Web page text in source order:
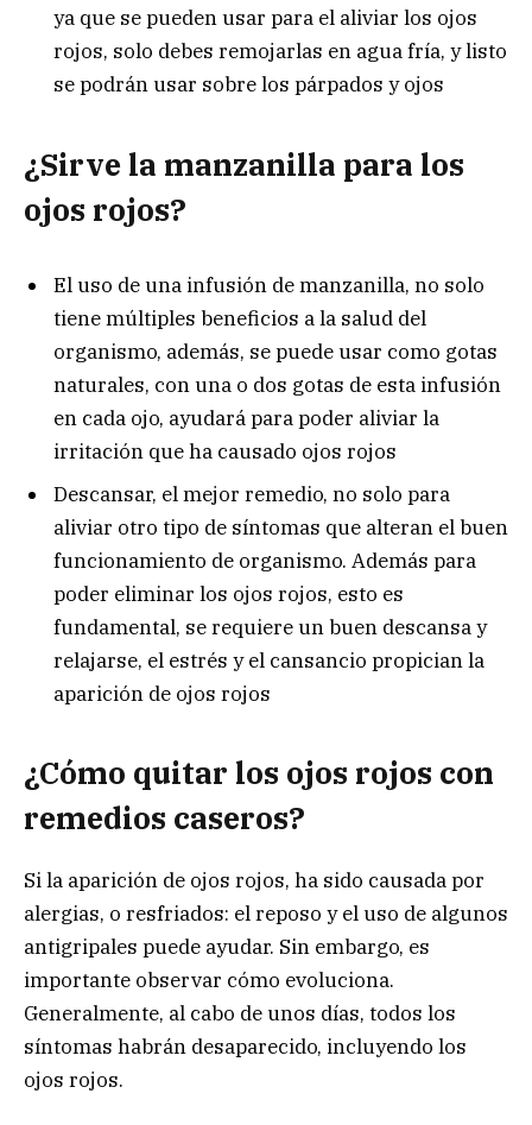
ya que se pueden usar para el aliviar los ojos
rojos, solo debes remojarlas en agua fría, y listo
se podrán usar sobre los párpados y ojos
¿Sirve la manzanilla para los
ojos rojos?
El uso de una infusión de manzanilla, no solo
tiene múltiples beneficios a la salud del
organismo, además, se puede usar como gotas
naturales, con una o dos gotas de esta infusión
en cada ojo, ayudará para poder aliviar la
irritación que ha causado ojos rojos
Descansar, el mejor remedio, no solo para
aliviar otro tipo de síntomas que alteran el buen
funcionamiento de organismo. Además para
poder eliminar los ojos rojos, esto es
fundamental, se requiere un buen descansa y
relajarse, el estrés y el cansancio propician la
aparición de ojos rojos
¿Cómo quitar los ojos rojos con
remedios caseros?
Si la aparición de ojos rojos, ha sido causada por
alergias, o resfriados: el reposo y el uso de algunos
antigripales puede ayudar. Sin embargo, es
importante observar cómo evoluciona.
Generalmente, al cabo de unos días, todos los
síntomas habrán desaparecido, incluyendo los
ojos rojos.